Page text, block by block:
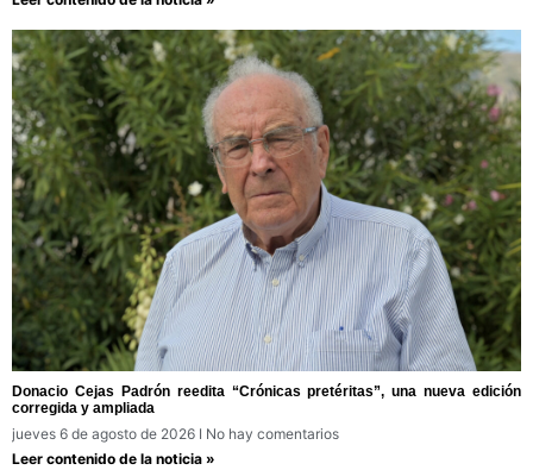
Donacio Cejas Padrón reedita “Crónicas pretéritas”, una nueva edición
corregida y ampliada
jueves 6 de agosto de 2026
No hay comentarios
Leer contenido de la noticia »